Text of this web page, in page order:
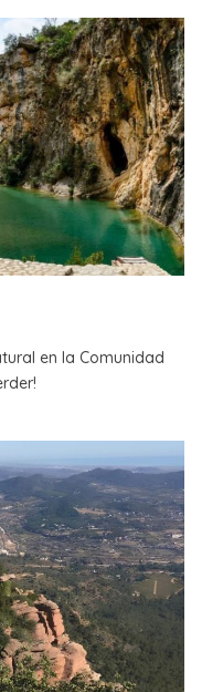
de lavanda
en la Comunidad